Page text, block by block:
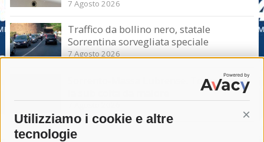
Utilizziamo i cookie e altre
tecnologie
7 Agosto 2026
Traffico da bollino nero, statale
Sorrentina sorvegliata speciale
7 Agosto 2026
Sorrento-Massa Lubrense. Torna a casa